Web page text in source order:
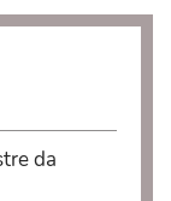
da